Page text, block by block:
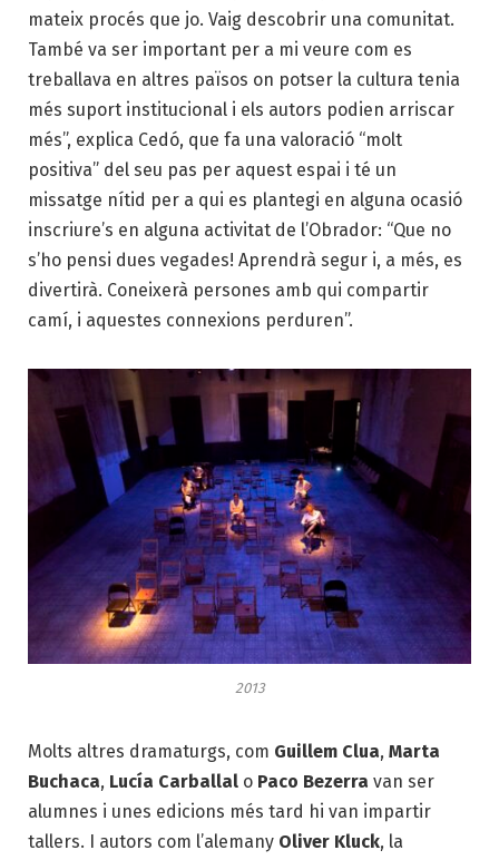
mateix procés que jo. Vaig descobrir una comunitat.
També va ser important per a mi veure com es
treballava en altres països on potser la cultura tenia
més suport institucional i els autors podien arriscar
més”, explica Cedó, que fa una valoració “molt
positiva” del seu pas per aquest espai i té un
missatge nítid per a qui es plantegi en alguna ocasió
inscriure’s en alguna activitat de l’Obrador: “Que no
s’ho pensi dues vegades! Aprendrà segur i, a més, es
divertirà. Coneixerà persones amb qui compartir
camí, i aquestes connexions perduren”.
2013
Molts altres dramaturgs, com Guillem Clua, Marta
Buchaca, Lucía Carballal o Paco Bezerra van ser
alumnes i unes edicions més tard hi van impartir
tallers. I autors com l’alemany Oliver Kluck, la